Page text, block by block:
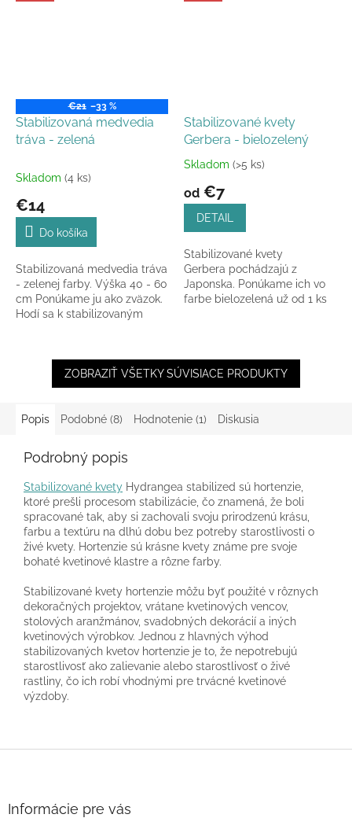
€21 –33 %
Stabilizovaná medvedia
tráva - zelená
Skladom (4 ks)
€14
Do košíka
Stabilizovaná medvedia tráva
- zelenej farby. Výška 40 - 60
cm Ponúkame ju ako zväzok.
Hodí sa k stabilizovaným
Stabilizované kvety
Gerbera - bielozelený
Priemerné
produktu
5
hviezdičiek.
Skladom (>5 ks)
od €7
DETAIL
Stabilizované kvety
Gerbera pochádzajú z
Japonska. Ponúkame ich vo
farbe bielozelená už od 1 ks
ZOBRAZIŤ VŠETKY SÚVISIACE PRODUKTY
Popis Podobné (8) Hodnotenie (1) Diskusia
Podrobný popis
Stabilizované kvety Hydrangea stabilized sú hortenzie,
ktoré prešli procesom stabilizácie, čo znamená, že boli
spracované tak, aby si zachovali svoju prirodzenú krásu,
farbu a textúru na dlhú dobu bez potreby starostlivosti o
živé kvety. Hortenzie sú krásne kvety známe pre svoje
bohaté kvetinové klastre a rôzne farby.
Stabilizované kvety hortenzie môžu byť použité v rôznych
dekoračných projektov, vrátane kvetinových vencov,
stolových aranžmánov, svadobných dekorácií a iných
kvetinových výrobkov. Jednou z hlavných výhod
stabilizovaných kvetov hortenzie je to, že nepotrebujú
starostlivosť ako zalievanie alebo starostlivosť o živé
rastliny, čo ich robí vhodnými pre trvácné kvetinové
výzdoby.
Informácie pre vás